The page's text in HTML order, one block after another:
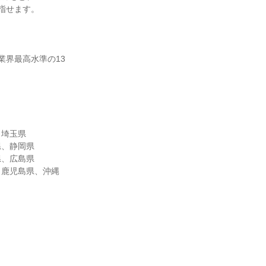
ます。
界最高水準の13
玉県
静岡県
広島県
児島県、沖縄